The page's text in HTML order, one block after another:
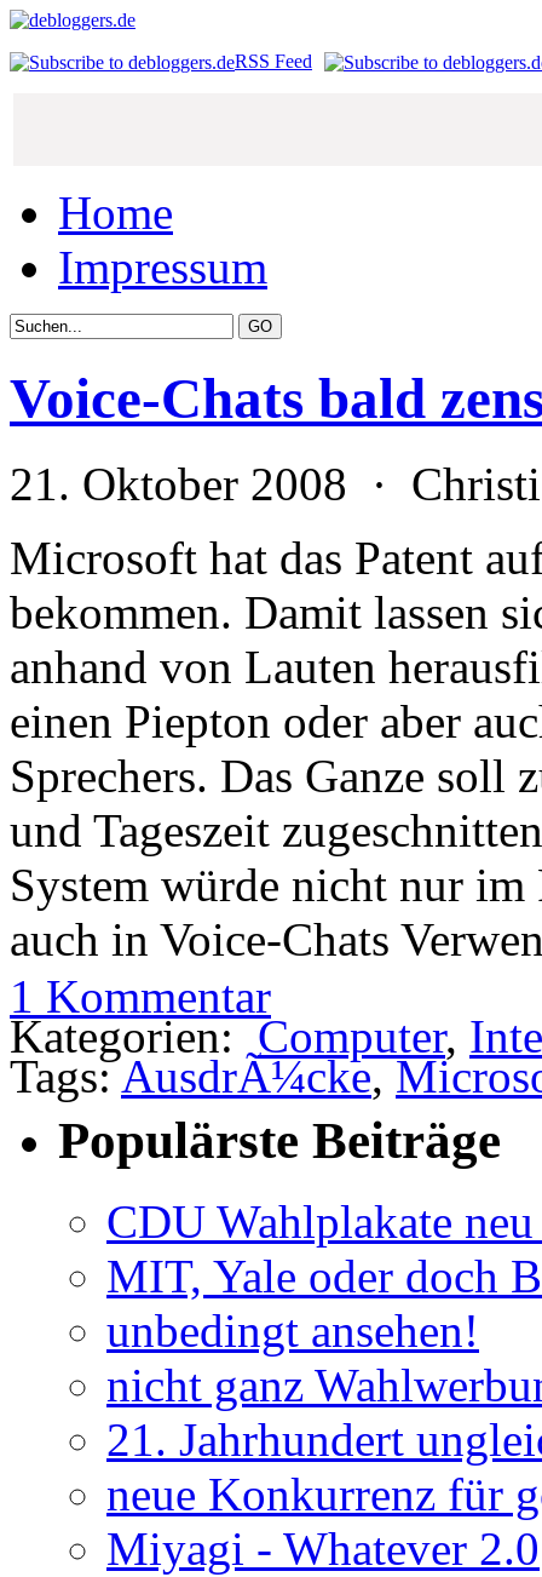
RSS Feed
Home
Impressum
Voice-Chats bald
21. Oktober 2008 ·
Microsoft hat das Patent
bekommen. Damit lassen
anhand von Lauten
einen Piepton oder aber
Sprechers. Das Ganze soll
und Tageszeit
System würde nicht nur im
auch in Voice-Chats
1 Kommentar
Kategorien:Computer,
Tags:AusdrÃ¼cke,
Populärste Beiträge
CDU Wahlplakate
MIT, Yale oder doch
unbedingt ansehen!
nicht ganz
21. Jahrhundert
neue Konkurrenz für
Miyagi - Whatever 2.0